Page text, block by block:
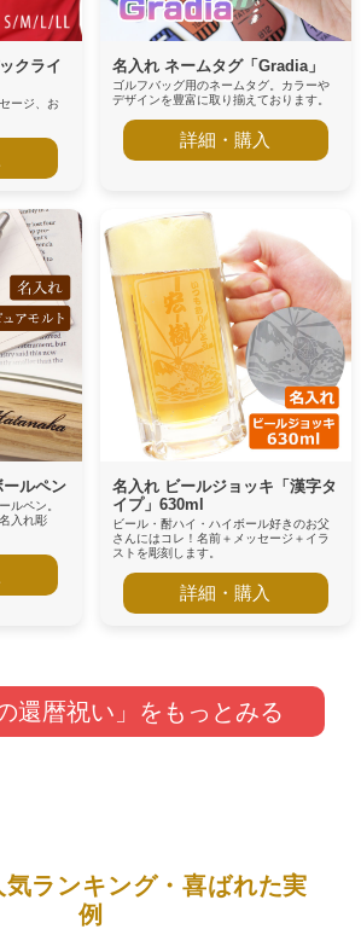
クライ
ージ、お
名入れ ネームタグ「Gradia」
ゴルフバッグ用のネームタグ。カラーや
デザインを豊富に取り揃えております。
詳細・購入
ルペン
ルペン。
入れ彫
名入れ ビールジョッキ「漢字タ
イプ」630ml
ビール・酎ハイ・ハイボール好きのお父
さんにはコレ！名前＋メッセージ＋イラ
ストを彫刻します。
詳細・購入
還暦祝い」をもっとみる
ランキング・喜ばれた実
例